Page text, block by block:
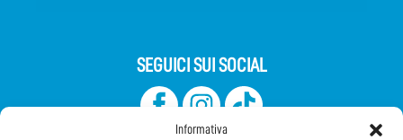
Informativa
SEGUICI SUI SOCIAL